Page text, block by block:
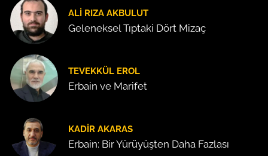
ALI RIZA AKBULUT
Geleneksel Tıptaki Dört Mizaç
TEVEKKÜL EROL
Erbain ve Marifet
KADIR AKARAS
Erbain: Bir Yürüyüşten Daha Fazlası